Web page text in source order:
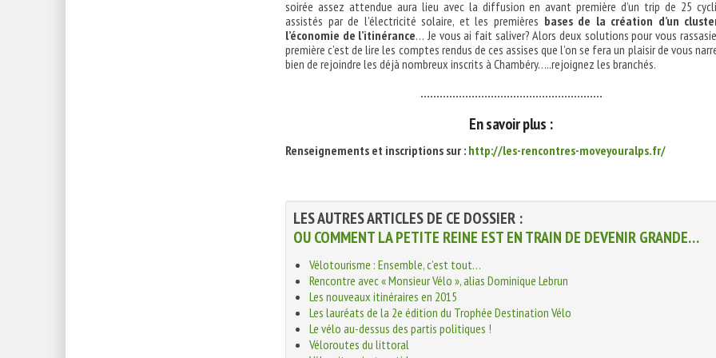
soirée assez attendue aura lieu avec la diffusion en avant première d’un trip de 25
assistés par de l’électricité solaire, et les premières bases de la création d’un
l’économie de l’itinérance… Je vous ai fait saliver? Alors deux solutions pour vous
première c’est de lire les comptes rendus de ces assises que l’on se fera un plaisir de vous
bien de rejoindre les déjà nombreux inscrits à Chambéry…..rejoignez les branchés.
…………………………………………………
En savoir plus :
Renseignements et inscriptions sur : http://les-rencontres-moveyouralps.fr/
LES AUTRES ARTICLES DE CE DOSSIER :
OU COMMENT LA PETITE REINE EST EN TRAIN DE DEVENIR GRANDE…
Vélotourisme : Ensemble, c’est tout…
Rencontre avec « Monsieur Vélo », alias Dominique Lebrun
Les nouveaux itinéraires en 2015
Les lauréats de la 2e édition du Trophée Destination Vélo
Le vélo au-dessus des partis politiques !
Véloroutes du littoral